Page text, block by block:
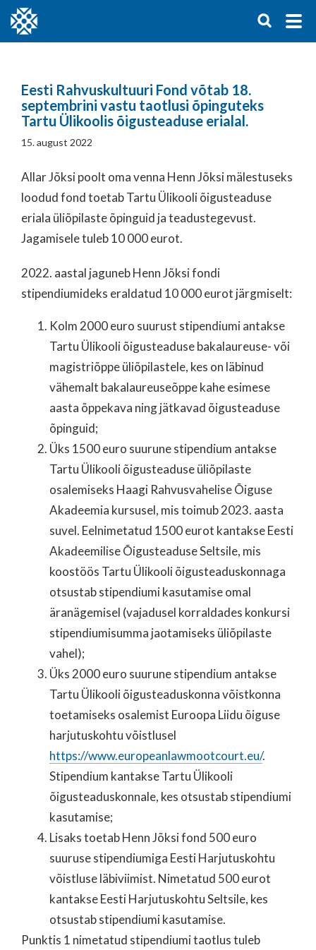
Eesti Rahvuskultuuri Fond võtab 18.
septembrini vastu taotlusi õpinguteks
Tartu Ülikoolis õigusteaduse erialal.
15. august 2022
Allar Jõksi poolt oma venna Henn Jõksi mälestuseks
loodud fond toetab Tartu Ülikooli õigusteaduse
eriala üliõpilaste õpinguid ja teadustegevust.
Jagamisele tuleb 10 000 eurot.
2022. aastal jaguneb Henn Jõksi fondi
stipendiumideks eraldatud 10 000 eurot järgmiselt:
Kolm 2000 euro suurust stipendiumi antakse
Tartu Ülikooli õigusteaduse bakalaureuse- või
magistriõppe üliõpilastele, kes on läbinud
vähemalt bakalaureuseõppe kahe esimese
aasta õppekava ning jätkavad õigusteaduse
õpinguid;
Üks 1500 euro suurune stipendium antakse
Tartu Ülikooli õigusteaduse üliõpilaste
osalemiseks Haagi Rahvusvahelise Õiguse
Akadeemia kursusel, mis toimub 2023. aasta
suvel. Eelnimetatud 1500 eurot kantakse Eesti
Akadeemilise Õigusteaduse Seltsile, mis
koostöös Tartu Ülikooli õigusteaduskonnaga
otsustab stipendiumi kasutamise omal
äranägemisel (vajadusel korraldades konkursi
stipendiumisumma jaotamiseks üliõpilaste
vahel);
Üks 2000 euro suurune stipendium antakse
Tartu Ülikooli õigusteaduskonna võistkonna
toetamiseks osalemist Euroopa Liidu õiguse
harjutuskohtu võistlusel
https://www.europeanlawmootcourt.eu/.
Stipendium kantakse Tartu Ülikooli
õigusteaduskonnale, kes otsustab stipendiumi
kasutamise;
Lisaks toetab Henn Jõksi fond 500 euro
suuruse stipendiumiga Eesti Harjutuskohtu
võistluse läbiviimist. Nimetatud 500 eurot
kantakse Eesti Harjutuskohtu Seltsile, kes
otsustab stipendiumi kasutamise.
Punktis 1 nimetatud stipendiumi taotlus tuleb